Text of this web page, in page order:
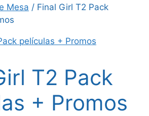
Mesa / Final Girl T2 Pack
T2 Pack
+ Promos